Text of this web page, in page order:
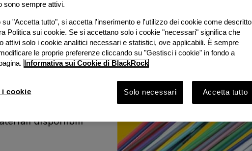
2026 con
e
disponibili
sono sempre attivi.
su "Accetta tutto", si accetta l'inserimento e l'utilizzo dei cookie come descritto
Politica sui cookie. Se si accettano solo i cookie "necessari" significa che
attivi solo i cookie analitici necessari e statistici, ove applicabili. È sempre
le proprie preferenze cliccando su "Gestisci i cookie" in fondo a
Informativa sui Cookie di BlackRock
Solo necessari Accetta tutto
cookie